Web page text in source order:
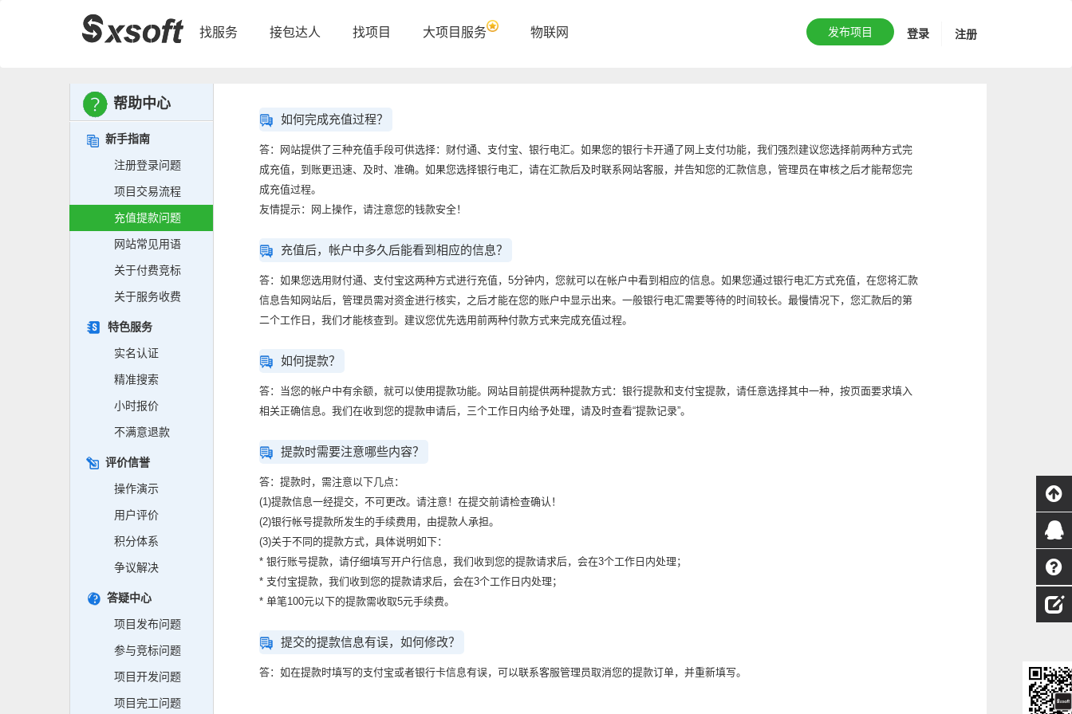
找服务 接包达人 找项目 大项目服务 物联网 登录 注册
发布项目
帮助中心
新手指南
注册登录问题
项目交易流程
充值提款问题
网站常见用语
关于付费竞标
关于服务收费
特色服务
实名认证
精准搜索
小时报价
不满意退款
评价信誉
操作演示
用户评价
积分体系
争议解决
答疑中心
项目发布问题
参与竞标问题
项目开发问题
项目完工问题
如何完成充值过程？
答：网站提供了三种充值手段可供选择：财付通、支付宝、银行电汇。如果您的银行卡开通了网上支付功能，我们强烈建议您选择前两种方式完
成充值，到账更迅速、及时、准确。如果您选择银行电汇，请在汇款后及时联系网站客服，并告知您的汇款信息，管理员在审核之后才能帮您完
成充值过程。
友情提示：网上操作，请注意您的钱款安全！
充值后，帐户中多久后能看到相应的信息？
答：如果您选用财付通、支付宝这两种方式进行充值，5分钟内，您就可以在帐户中看到相应的信息。如果您通过银行电汇方式充值，在您将汇款
信息告知网站后，管理员需对资金进行核实，之后才能在您的账户中显示出来。一般银行电汇需要等待的时间较长。最慢情况下，您汇款后的第
二个工作日，我们才能核查到。建议您优先选用前两种付款方式来完成充值过程。
如何提款？
答：当您的帐户中有余额，就可以使用提款功能。网站目前提供两种提款方式：银行提款和支付宝提款，请任意选择其中一种，按页面要求填入
相关正确信息。我们在收到您的提款申请后，三个工作日内给予处理，请及时查看“提款记录”。
提款时需要注意哪些内容？
答：提款时，需注意以下几点：
(1)提款信息一经提交，不可更改。请注意！在提交前请检查确认！
(2)银行帐号提款所发生的手续费用，由提款人承担。
(3)关于不同的提款方式，具体说明如下：
* 银行账号提款，请仔细填写开户行信息，我们收到您的提款请求后，会在3个工作日内处理；
* 支付宝提款，我们收到您的提款请求后，会在3个工作日内处理；
* 单笔100元以下的提款需收取5元手续费。
提交的提款信息有误，如何修改？
答：如在提款时填写的支付宝或者银行卡信息有误，可以联系客服管理员取消您的提款订单，并重新填写。